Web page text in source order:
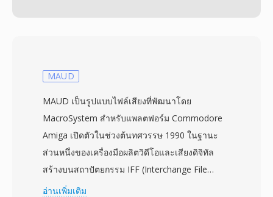
MAUD
MAUD เป็นรูปแบบไฟล์เสียงที่พัฒนาโดย
MacroSystem สำหรับแพลตฟอร์ม Commodore
Amiga เปิดตัวในช่วงต้นทศวรรษ 1990 ในฐานะ
ส่วนหนึ่งของเครื่องมือผลิตวิดีโอและเสียงดิจิทัล
สร้างบนสถาปัตยกรรม IFF (Interchange File
Format) แบบ chunk ของ Amiga ไฟล์ MAUD จัด
อ่านเพิ่มเติม